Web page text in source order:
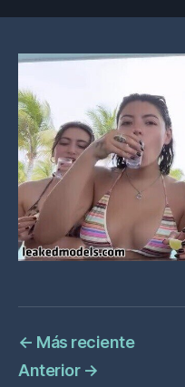
← Más reciente
Anterior →